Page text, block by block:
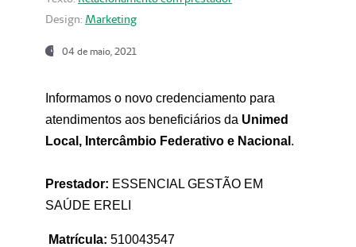
Design: Marketing
04 de maio, 2021
Informamos o novo credenciamento para
atendimentos aos beneficiários da Unimed
Local, Intercâmbio Federativo e Nacional .
Prestador: ESSENCIAL GESTÃO EM
SAÚDE ERELI
Matrícula: 510043547